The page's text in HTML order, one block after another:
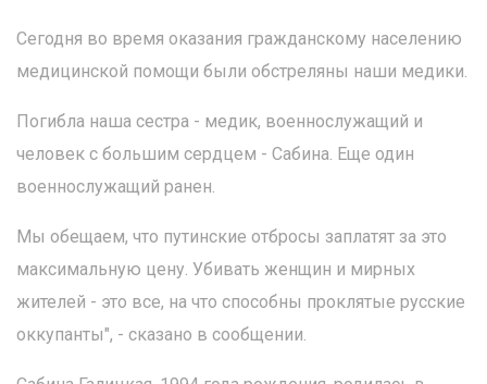
Сегодня во время оказания гражданскому населению
медицинской помощи были обстреляны наши медики.
Погибла наша сестра - медик, военнослужащий и
человек с большим сердцем - Сабина. Еще один
военнослужащий ранен.
Мы обещаем, что путинские отбросы заплатят за это
максимальную цену. Убивать женщин и мирных
жителей - это все, на что способны проклятые русские
оккупанты", - сказано в сообщении.